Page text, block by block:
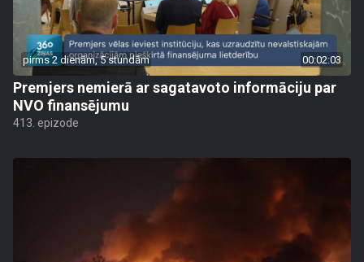
pirms 2 dienām, 5 stundām 00:02:03
Premjers nemierā ar sagatavoto informāciju par
NVO finansējumu
413. epizode